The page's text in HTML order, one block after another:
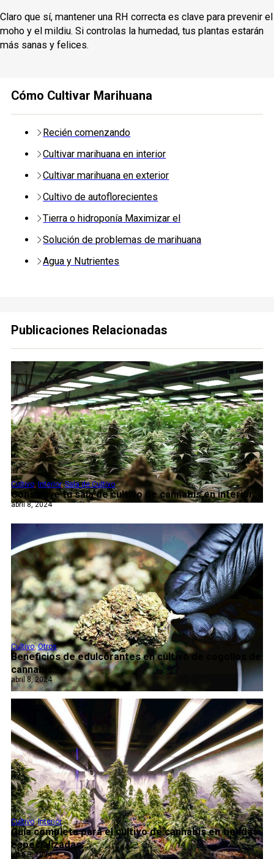
Claro que sí, mantener una RH correcta es clave para prevenir el
moho y el mildiu. Si controlas la humedad, tus plantas estarán
más sanas y felices.
Cómo Cultivar Marihuana
Recién comenzando
Cultivar marihuana en interior
Cultivar marihuana en exterior
Cultivo de autoflorecientes
Tierra o hidroponía Maximizar el
Solución de problemas de marihuana
Agua y Nutrientes
Publicaciones Relacionadas
Construye tu sala de cultivo de cannabis en interior...
Cultivo, Interior,Sala de Cultivo
abril 8, 2024
Beneficios de edulcorantes en cultivo de cogollos de
cannabis...
Cultivo,Otros
abril 8, 2024
Guía completa para el cultivo de cannabis en tiendas
especializadas...
Cultivo,Interior
abril 8, 2024